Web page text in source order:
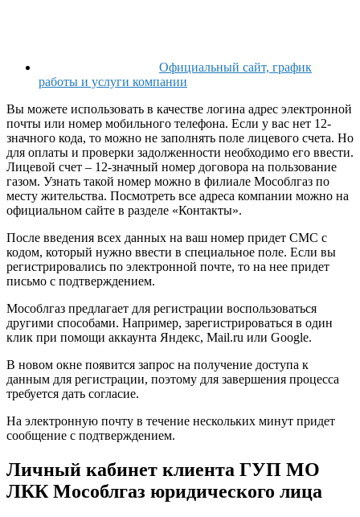
Официальный сайт, график
работы и услуги компании
Вы можете использовать в качестве логина адрес электронной
почты или номер мобильного телефона. Если у вас нет 12-
значного кода, то можно не заполнять поле лицевого счета. Но
для оплаты и проверки задолженности необходимо его ввести.
Лицевой счет – 12-значный номер договора на пользование
газом. Узнать такой номер можно в филиале Мособлгаз по
месту жительства. Посмотреть все адреса компании можно на
официальном сайте в разделе «Контакты».
После введения всех данных на ваш номер придет СМС с
кодом, который нужно ввести в специальное поле. Если вы
регистрировались по электронной почте, то на нее придет
письмо с подтверждением.
Мособлгаз предлагает для регистрации воспользоваться
другими способами. Например, зарегистрироваться в один
клик при помощи аккаунта Яндекс, Mail.ru или Google.
В новом окне появится запрос на получение доступа к
данным для регистрации, поэтому для завершения процесса
требуется дать согласие.
На электронную почту в течение нескольких минут придет
сообщение с подтверждением.
Личный кабинет клиента ГУП МО
ЛКК Мособлгаз юридического лица